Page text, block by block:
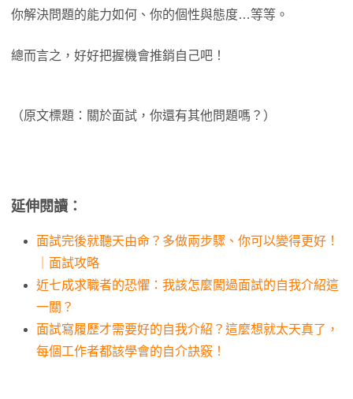
你解決問題的能力如何、你的個性與態度…等等。
總而言之，好好把握機會推銷自己吧！
（原文標題：關於面試，你還有其他問題嗎？）
延伸閱讀：
面試完後就聽天由命？多做兩步驟、你可以變得更好！
｜面試攻略
近七成求職者的恐懼：我該怎麼闖過面試的自我介紹這
一關？
面試寫履歷才需要好的自我介紹？這麼想就太天真了，
每個工作者都該學會的自介訣竅！